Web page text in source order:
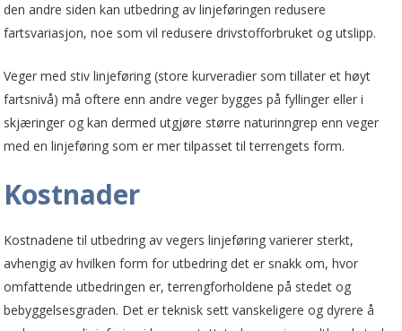
den andre siden kan utbedring av linjeføringen redusere
fartsvariasjon, noe som vil redusere drivstofforbruket og utslipp.
Veger med stiv linjeføring (store kurveradier som tillater et høyt
fartsnivå) må oftere enn andre veger bygges på fyllinger eller i
skjæringer og kan dermed utgjøre større naturinngrep enn veger
med en linjeføring som er mer tilpasset til terrengets form.
Kostnader
Kostnadene til utbedring av vegers linjeføring varierer sterkt,
avhengig av hvilken form for utbedring det er snakk om, hvor
omfattende utbedringen er, terreng­forholdene på stedet og
bebyggelsesgraden. Det er teknisk sett vanskeligere og dyrere å